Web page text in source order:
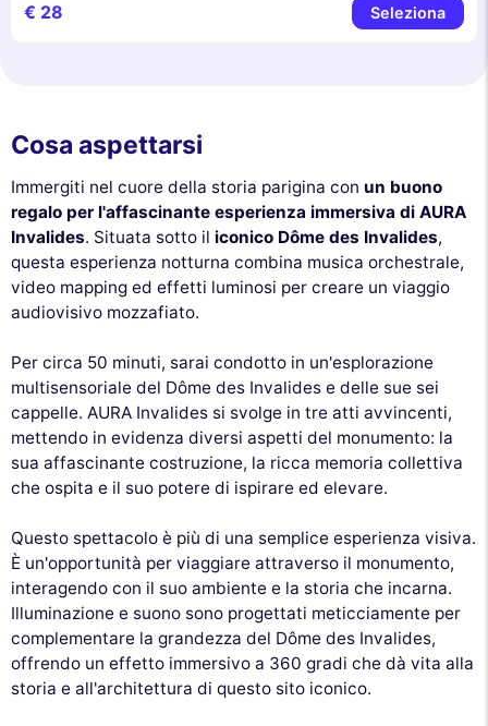
€ 28 Seleziona
Cosa aspettarsi
Immergiti nel cuore della storia parigina con un buono
regalo per l'affascinante esperienza immersiva di AURA
Invalides. Situata sotto il iconico Dôme des Invalides,
questa esperienza notturna combina musica orchestrale,
video mapping ed effetti luminosi per creare un viaggio
audiovisivo mozzafiato.
Per circa 50 minuti, sarai condotto in un'esplorazione
multisensoriale del Dôme des Invalides e delle sue sei
cappelle. AURA Invalides si svolge in tre atti avvincenti,
mettendo in evidenza diversi aspetti del monumento: la
sua affascinante costruzione, la ricca memoria collettiva
che ospita e il suo potere di ispirare ed elevare.
Questo spettacolo è più di una semplice esperienza visiva.
È un'opportunità per viaggiare attraverso il monumento,
interagendo con il suo ambiente e la storia che incarna.
Illuminazione e suono sono progettati meticciamente per
complementare la grandezza del Dôme des Invalides,
offrendo un effetto immersivo a 360 gradi che dà vita alla
storia e all'architettura di questo sito iconico.